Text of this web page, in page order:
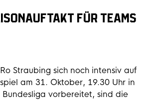
FÜR TEAMS
Straubing sich noch intensiv auf
am 31. Oktober, 19.30 Uhr in
vorbereitet, sind die